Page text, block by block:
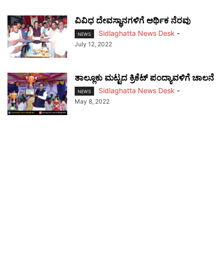
ವಿವಿಧ ದೇವಸ್ಥಾನಗಳಿಗೆ ಆರ್ಥಿಕ ನೆರವು
NEWS Sidlaghatta News Desk -
July 12, 2022
ತಾಲ್ಲೂಕು ಮಟ್ಟದ ಕ್ರಿಕೆಟ್ ಪಂದ್ಯಾವಳಿಗೆ ಚಾಲನೆ
NEWS Sidlaghatta News Desk -
May 8, 2022